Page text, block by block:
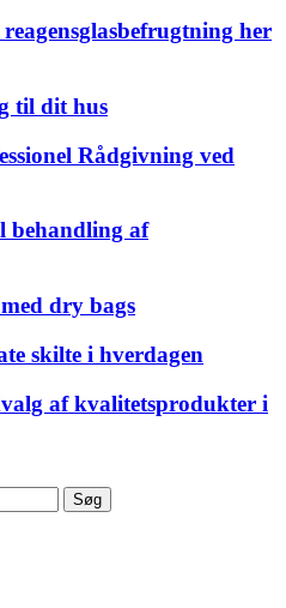
her
til dit hus
Rådgivning ved
behandling af
dry bags
skilte i hverdagen
af kvalitetsprodukter i